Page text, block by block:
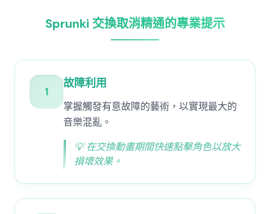
Sprunki 交換取消精通的專業提示
1
故障利用
掌握觸發有意故障的藝術，以實現最大的
音樂混亂。
💡在交換動畫期間快速點擊角色以放大
損壞效果。